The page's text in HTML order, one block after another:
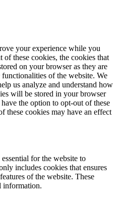
your experience while you
these cookies, the cookies that
on your browser as they are
of the website. We
us analyze and understand how
will be stored in your browser
the option to opt-out of these
these cookies may have an effect
for the website to
includes cookies that ensures
of the website. These
information.